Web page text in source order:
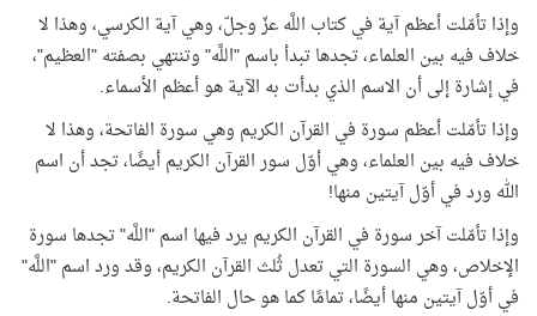
وإذا تأمّلت أعظم آية في كتاب اللَّه عزّ وجلّ، وهي آية الكرسي، وهذا لا
خلاف فيه بين العلماء، تجدها تبدأ باسم "اللَّه" وتنتهي بصفته "العظيم"،
في إشارة إلى أن الاسم الذي بدأت به الآية هو أعظم الأسماء.
وإذا تأمّلت أعظم سورة في القرآن الكريم وهي سورة الفاتحة، وهذا لا
خلاف فيه بين العلماء، وهي أوّل سور القرآن الكريم أيضًا، تجد أن اسم
الله ورد في أوّل آيتين منها!
وإذا تأمّلت آخر سورة في القرآن الكريم يرد فيها اسم "اللَّه" تجدها سورة
الإخلاص، وهي السورة التي تعدل ثُلث القرآن الكريم، وقد ورد اسم "اللَّه"
في أوّل آيتين منها أيضًا، تمامًا كما هو حال الفاتحة.